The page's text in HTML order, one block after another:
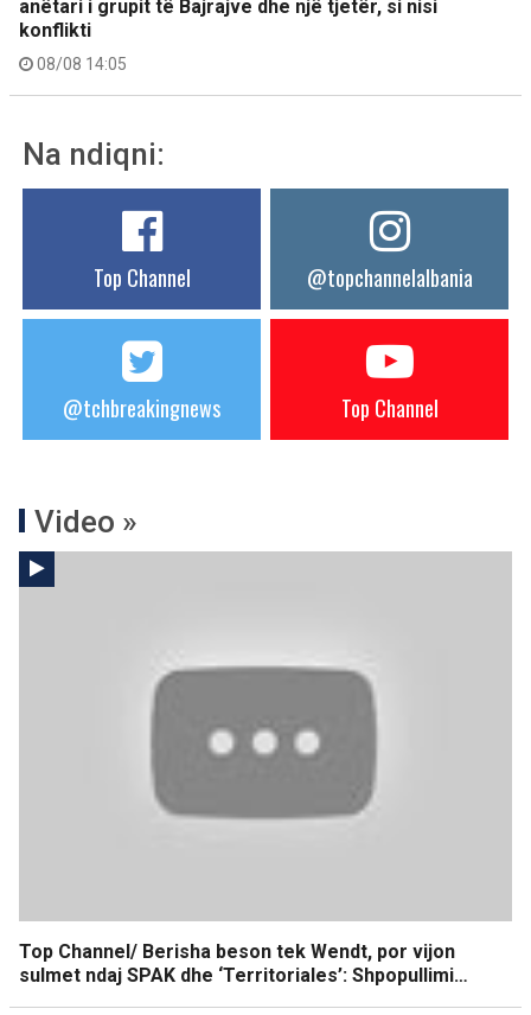
anëtari i grupit të Bajrajve dhe një tjetër, si nisi
konflikti
08/08 14:05
Na ndiqni:
Top Channel @topchannelalbania
@tchbreakingnews Top Channel
Video »
Top Channel/ Berisha beson tek Wendt, por vijon
sulmet ndaj SPAK dhe ‘Territoriales’: Shpopullimi…